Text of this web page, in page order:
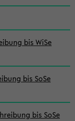
bis WiSe
bis SoSe
bis SoSe